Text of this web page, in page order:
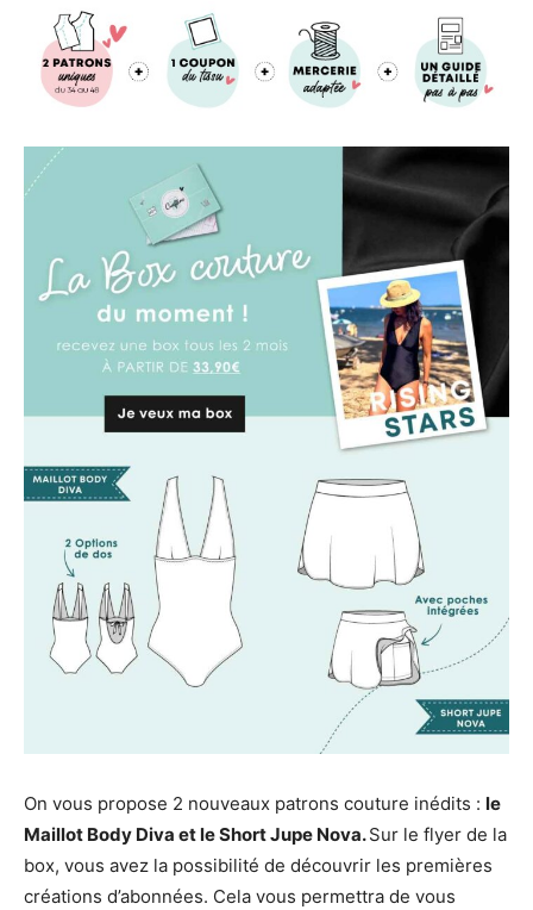
On vous propose 2 nouveaux patrons couture inédits : le
Maillot Body Diva et le Short Jupe Nova.Sur le flyer de la
box, vous avez la possibilité de découvrir les premières
créations d’abonnées. Cela vous permettra de vous